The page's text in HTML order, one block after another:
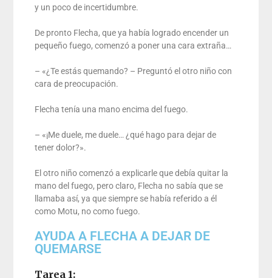
y un poco de incertidumbre.
De pronto Flecha, que ya había logrado encender un
pequeño fuego, comenzó a poner una cara extraña…
– «¿Te estás quemando? – Preguntó el otro niño con
cara de preocupación.
Flecha tenía una mano encima del fuego.
– «¡Me duele, me duele… ¿qué hago para dejar de
tener dolor?».
El otro niño comenzó a explicarle que debía quitar la
mano del fuego, pero claro, Flecha no sabía que se
llamaba así, ya que siempre se había referido a él
como Motu, no como fuego.
AYUDA A FLECHA A DEJAR DE
QUEMARSE
Tarea 1: